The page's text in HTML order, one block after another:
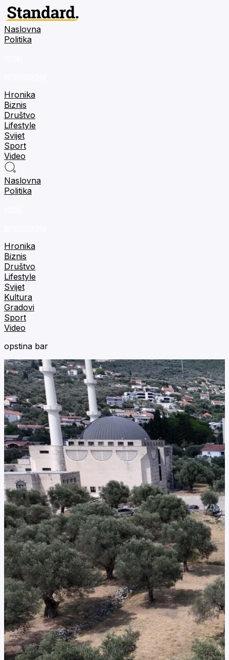
Naslovna
Politika
Hronika
Biznis
Društvo
Lifestyle
Svijet
Sport
Video
Naslovna
Politika
Hronika
Biznis
Društvo
Lifestyle
Svijet
Kultura
Gradovi
Sport
Video
opstina bar